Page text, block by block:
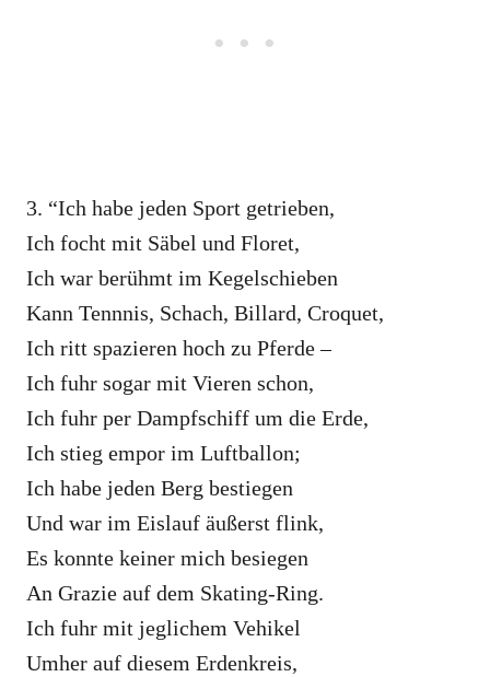
3. “Ich habe jeden Sport getrieben,
Ich focht mit Säbel und Floret,
Ich war berühmt im Kegelschieben
Kann Tennnis, Schach, Billard, Croquet,
Ich ritt spazieren hoch zu Pferde –
Ich fuhr sogar mit Vieren schon,
Ich fuhr per Dampfschiff um die Erde,
Ich stieg empor im Luftballon;
Ich habe jeden Berg bestiegen
Und war im Eislauf äußerst flink,
Es konnte keiner mich besiegen
An Grazie auf dem Skating-Ring.
Ich fuhr mit jeglichem Vehikel
Umher auf diesem Erdenkreis,